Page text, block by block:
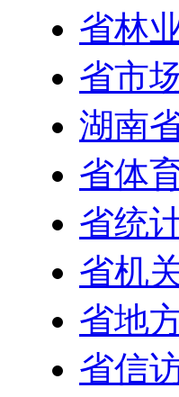
省林
省市
湖南
省体
省统
省机
省地
省信